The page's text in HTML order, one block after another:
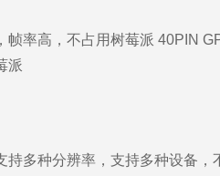
帧率高，不占用树莓派 40PIN
派
持多种分辨率，支持多种设备